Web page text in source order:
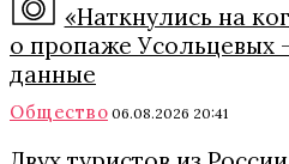
«Наткнулись на
о пропаже
данные
Общество 06.08.2026 20:41